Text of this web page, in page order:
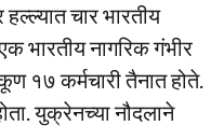
चार भारतीय
भारतीय नागरिक गंभीर
१७ कर्मचारी तैनात होते.
युक्रेनच्या नौदलाने